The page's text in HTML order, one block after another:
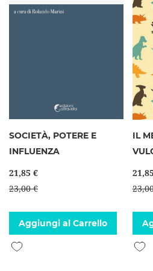
SOCIETÀ, POTERE E
INFLUENZA
21,85 €
23,00 €
Aggiungi al Carrello
Aggiungi alla lista desideri
IL